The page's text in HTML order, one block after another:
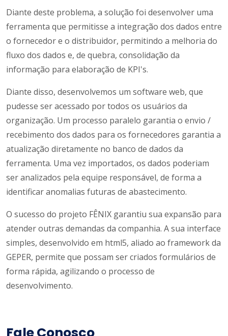
Diante deste problema, a solução foi desenvolver uma
ferramenta que permitisse a integração dos dados entre
o fornecedor e o distribuidor, permitindo a melhoria do
fluxo dos dados e, de quebra, consolidação da
informação para elaboração de KPI's.
Diante disso, desenvolvemos um software web, que
pudesse ser acessado por todos os usuários da
organização. Um processo paralelo garantia o envio /
recebimento dos dados para os fornecedores garantia a
atualização diretamente no banco de dados da
ferramenta. Uma vez importados, os dados poderiam
ser analizados pela equipe responsável, de forma a
identificar anomalias futuras de abastecimento.
O sucesso do projeto FÊNIX garantiu sua expansão para
atender outras demandas da companhia. A sua interface
simples, desenvolvido em html5, aliado ao framework da
GEPER, permite que possam ser criados formulários de
forma rápida, agilizando o processo de
desenvolvimento.